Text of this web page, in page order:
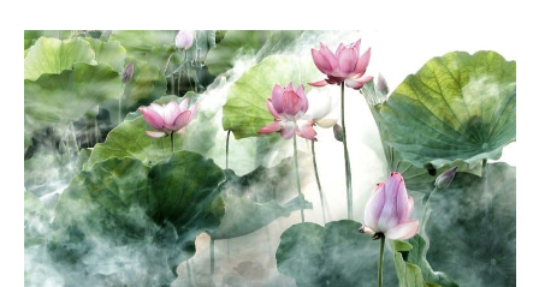
i
e
w